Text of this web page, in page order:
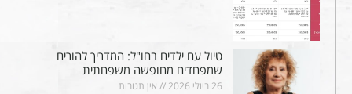
טיול עם ילדים בחו"ל: המדריך להורים
שמפחדים מחופשה משפחתית
26 ביולי 2026 אין תגובות